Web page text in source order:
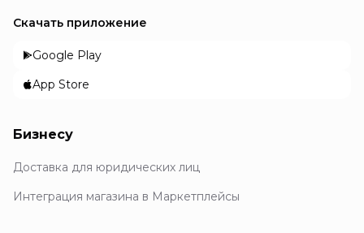
Скачать приложение
Google Play
App Store
Бизнесу
Доставка для юридических лиц
Интеграция магазина в Маркетплейсы